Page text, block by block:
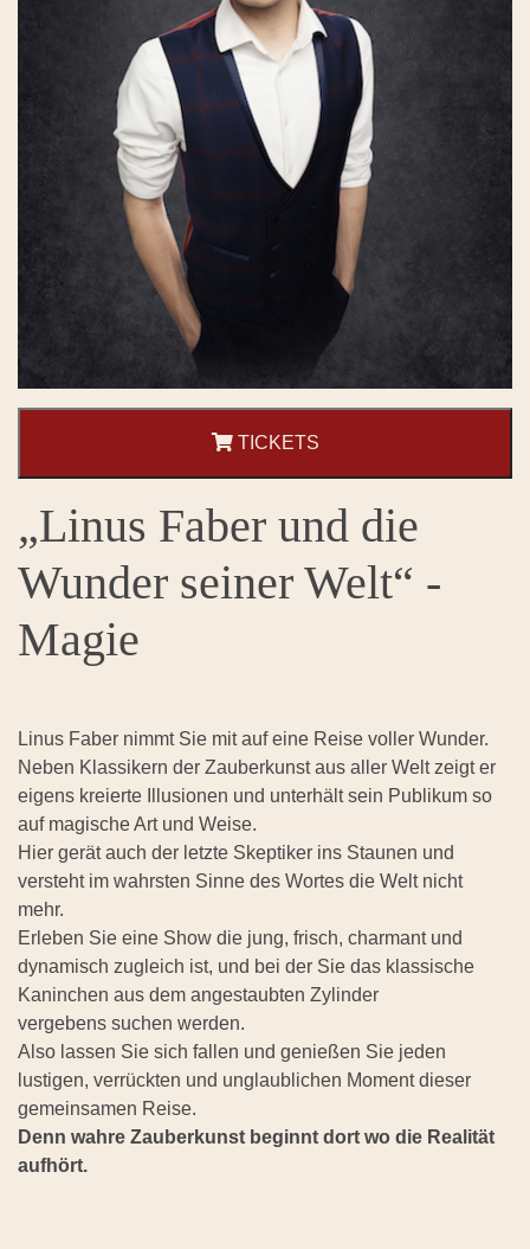
TICKETS
„Linus Faber und die
Wunder seiner Welt“ -
Magie
Linus Faber nimmt Sie mit auf eine Reise voller Wunder.
Neben Klassikern der Zauberkunst aus aller Welt zeigt er
eigens kreierte Illusionen und unterhält sein Publikum so
auf magische Art und Weise.
Hier gerät auch der letzte Skeptiker ins Staunen und
versteht im wahrsten Sinne des Wortes die Welt nicht
mehr.
Erleben Sie eine Show die jung, frisch, charmant und
dynamisch zugleich ist, und bei der Sie das klassische
Kaninchen aus dem angestaubten Zylinder
vergebens suchen werden.
Also lassen Sie sich fallen und genießen Sie jeden
lustigen, verrückten und unglaublichen Moment dieser
gemeinsamen Reise.
Denn wahre Zauberkunst beginnt dort wo die Realität
aufhört.